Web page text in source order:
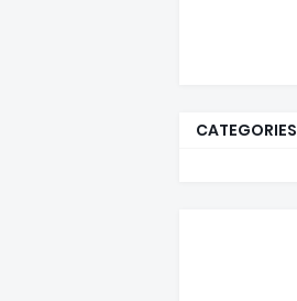
CATEGORIES